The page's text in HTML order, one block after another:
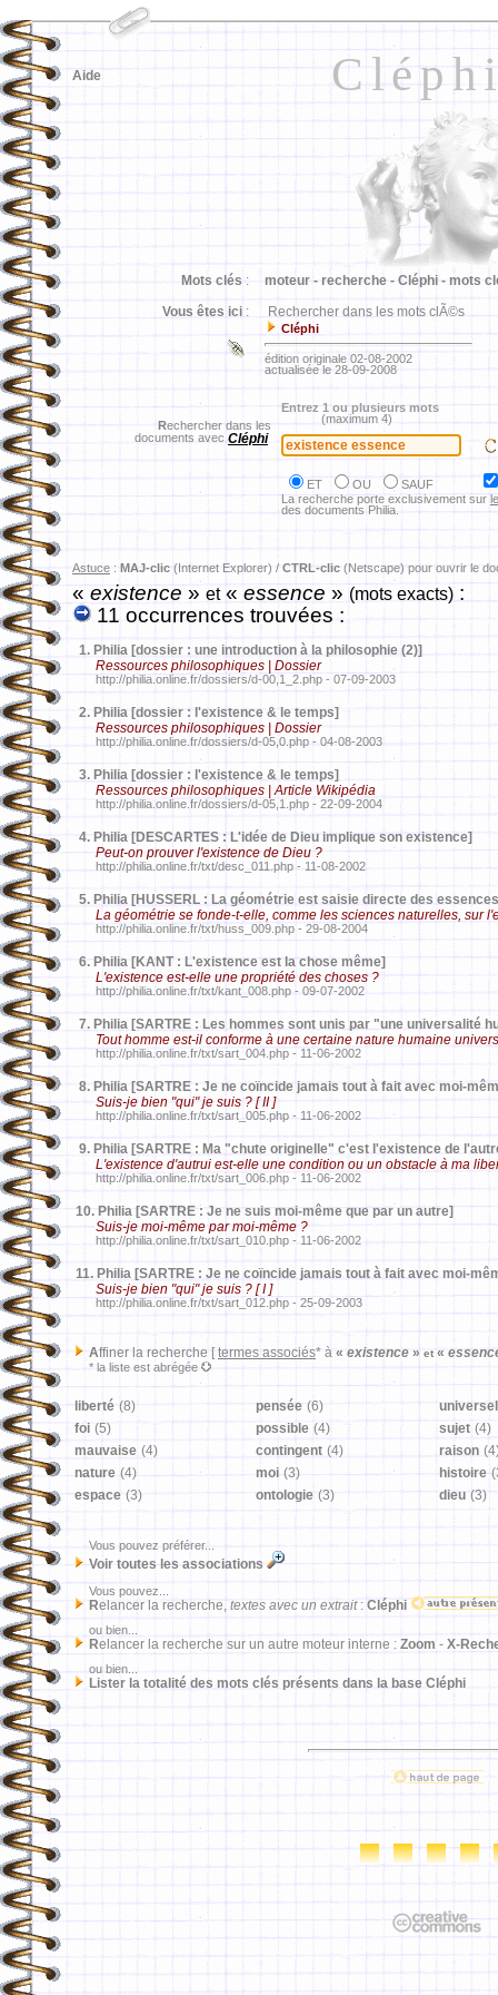
Aide
Mots clés : moteur - recherche - Cléphi - mots
Vous êtes ici : Rechercher dans les mots clÃ©s
Cléphi
édition originale 02-08-2002
actualisée le 28-09-2008
Rechercher dans les
documents avec Cléphi
Entrez 1 ou plusieurs mots
(maximum 4)
ET OU
SAUF
La recherche porte exclusivement sur
des documents Philia.
Astuce : MAJ-clic (Internet Explorer) / CTRL-clic (Netscape) pour ouvrir le
«existence» et« essence » (mots exacts) :
11 occurrences trouvées :
1. Philia [dossier : une introduction à la philosophie (2)]
Ressources philosophiques | Dossier
http://philia.online.fr/dossiers/d-00,1_2.php - 07-09-2003
2. Philia [dossier : l'existence & le temps]
Ressources philosophiques | Dossier
http://philia.online.fr/dossiers/d-05,0.php - 04-08-2003
3. Philia [dossier : l'existence & le temps]
Ressources philosophiques | Article Wikipédia
http://philia.online.fr/dossiers/d-05,1.php - 22-09-2004
4. Philia [DESCARTES : L'idée de Dieu implique son existence]
Peut-on prouver l'existence de Dieu ?
http://philia.online.fr/txt/desc_011.php - 11-08-2002
5. Philia [HUSSERL : La géométrie est saisie directe des
La géométrie se fonde-t-elle, comme les sciences naturelles, sur
http://philia.online.fr/txt/huss_009.php - 29-08-2004
6. Philia [KANT : L'existence est la chose même]
L'existence est-elle une propriété des choses ?
http://philia.online.fr/txt/kant_008.php - 09-07-2002
7. Philia [SARTRE : Les hommes sont unis par "une universalité
Tout homme est-il conforme à une certaine nature humaine
http://philia.online.fr/txt/sart_004.php - 11-06-2002
8. Philia [SARTRE : Je ne coïncide jamais tout à fait avec moi-
Suis-je bien "qui" je suis ? [ II ]
http://philia.online.fr/txt/sart_005.php - 11-06-2002
9. Philia [SARTRE : Ma "chute originelle" c'est l'existence de
L'existence d'autrui est-elle une condition ou un obstacle à ma
http://philia.online.fr/txt/sart_006.php - 11-06-2002
10. Philia [SARTRE : Je ne suis moi-même que par un autre]
Suis-je moi-même par moi-même ?
http://philia.online.fr/txt/sart_010.php - 11-06-2002
11. Philia [SARTRE : Je ne coïncide jamais tout à fait avec moi-
Suis-je bien "qui" je suis ? [ I ]
http://philia.online.fr/txt/sart_012.php - 25-09-2003
Affiner la recherche [ termes associés* à « existence » et «
* la liste est abrégée
liberté (8) pensée (6)
universel
foi (5) possible (4) sujet (4)
mauvaise (4) contingent (4) raison
nature (4) moi (3) histoire
espace (3) ontologie (3) dieu (3)
Vous pouvez préférer...
Voir toutes les associations
Vous pouvez...
Relancer la recherche, textes avec un extrait: Cléphi
ou bien...
Relancer la recherche sur un autre moteur interne : Zoom - X-
ou bien...
Lister la totalité des mots clés présents dans la base Cléphi